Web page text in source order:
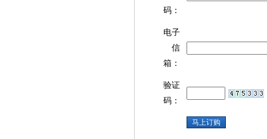
码：
电子
信
箱：
验证
码：